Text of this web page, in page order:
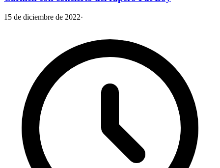
15 de diciembre de 2022·